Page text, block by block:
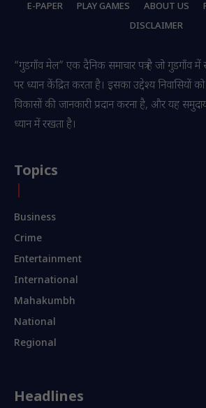
E-PAPER PLAY GAMES ABOUT US
DISCLAIMER
“गुडगाँव मेल” एक दैनिक समाचार पत्र है जो गुडगाँव में
पर ध्यान केंद्रित करता है। इसका उद्देश्य निवासियों
विकासों की जानकारी प्रदान करना है, और यह
ध्यान में रखता है।
Topics
Business
Crime
Entertainment
International
Mahakumbh
National
Regional
Headlines